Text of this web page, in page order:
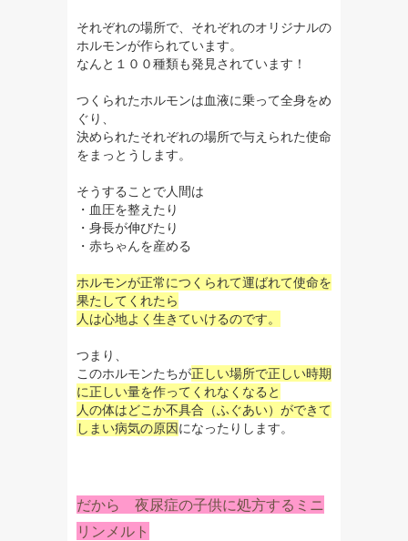
それぞれの場所で、それぞれのオリジナルの
ホルモンが作られています。
なんと１００種類も発見されています！
つくられたホルモンは血液に乗って全身をめ
ぐり、
決められたそれぞれの場所で与えられた使命
をまっとうします。
そうすることで人間は
・血圧を整えたり
・身長が伸びたり
・赤ちゃんを産める
ホルモンが正常につくられて運ばれて使命を
果たしてくれたら
人は心地よく生きていけるのです。
つまり、
このホルモンたちが正しい場所で正しい時期
に正しい量を作ってくれなくなると
人の体はどこか不具合（ふぐあい）ができて
しまい病気の原因になったりします。
だから 夜尿症の子供に処方するミニ
リンメルト